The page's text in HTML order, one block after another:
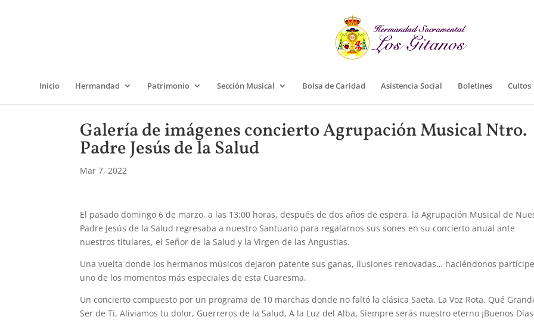
Inicio Hermandad Patrimonio Sección Musical Bolsa de Caridad Asistencia Social Boletines Cultos
Galería de imágenes concierto Agrupación Musical Ntro.
Padre Jesús de la Salud
Mar 7, 2022
El pasado domingo 6 de marzo, a las 13:00 horas, después de dos años de espera, la Agrupación Musical de
Padre Jesús de la Salud regresaba a nuestro Santuario para regalarnos sus sones en su concierto anual ante
nuestros titulares, el Señor de la Salud y la Virgen de las Angustias.
Una vuelta donde los hermanos músicos dejaron patente sus ganas, ilusiones renovadas… haciéndonos
uno de los momentos más especiales de esta Cuaresma.
Un concierto compuesto por un programa de 10 marchas donde no faltó la clásica Saeta, La Voz Rota, Qué
Ser de Ti, Aliviamos tu dolor, Guerreros de la Salud, A la Luz del Alba, Siempre serás nuestro eterno ¡Buenos